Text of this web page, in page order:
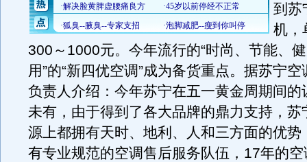
到苏
机，
300～1000元。今年流行的“时尚、节能、
用”的“新四优空调”成为备货重点。据苏宁
负责人介绍：今年苏宁在五一黄金周期间的
未有，由于得到了各大品牌的鼎力支持，苏
源上都拥有天时、地利、人和三方面的优势
有专业规范的空调售后服务队伍，17年的